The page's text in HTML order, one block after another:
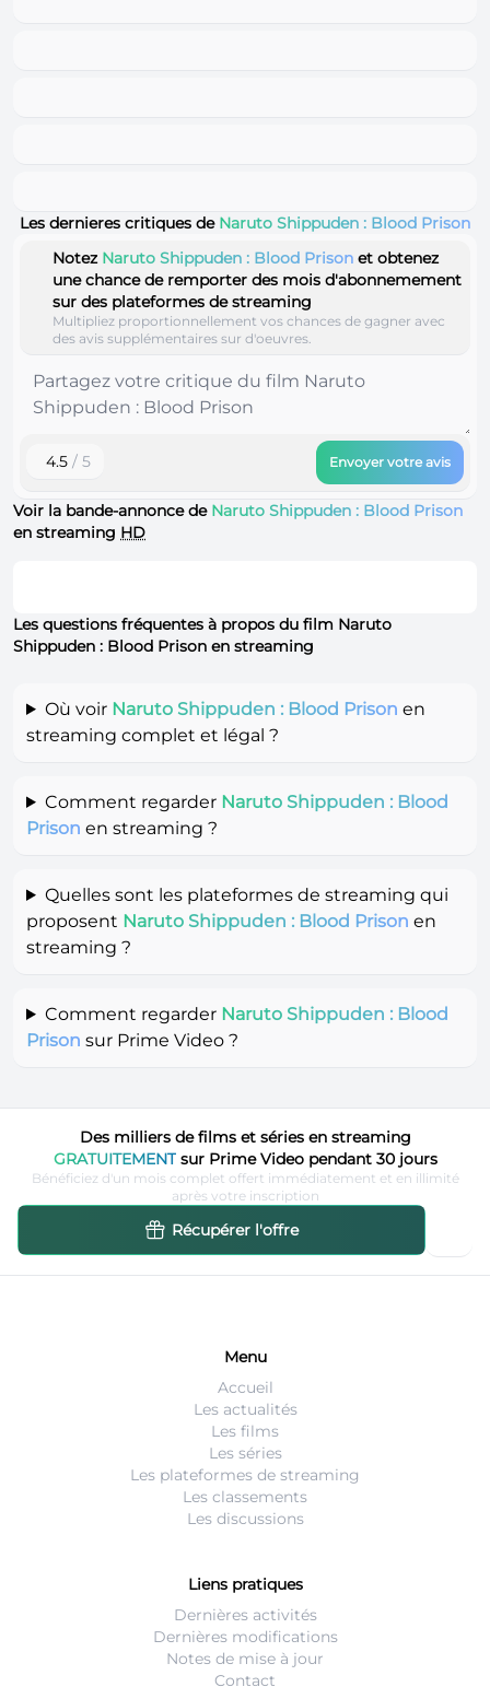
Les dernieres critiques de Naruto Shippuden : Blood Prison
Notez Naruto Shippuden : Blood Prison et obtenez
une chance de remporter des mois d'abonnemement
sur des plateformes de streaming
Multipliez proportionnellement vos chances de gagner avec
des avis supplémentaires sur d'oeuvres.
4.5 / 5 Envoyer votre avis
Voir la bande-annonce de Naruto Shippuden : Blood Prison
en streaming HD
Les questions fréquentes à propos du film Naruto
Shippuden : Blood Prison en streaming
Où voir Naruto Shippuden : Blood Prison en
streaming complet et légal ?
Comment regarder Naruto Shippuden : Blood
Prison en streaming ?
Quelles sont les plateformes de streaming qui
proposent Naruto Shippuden : Blood Prison en
streaming ?
Comment regarder Naruto Shippuden : Blood
Prison sur Prime Video ?
Des milliers de films et séries en streaming
GRATUITEMENTsur Prime Video pendant 30 jours
Bénéficiez d'un mois complet offert immédiatement et en illimité
après votre inscription
Récupérer l'offre
Menu
Accueil
Les actualités
Les films
Les séries
Les plateformes de streaming
Les classements
Les discussions
Liens pratiques
Dernières activités
Dernières modifications
Notes de mise à jour
Contact